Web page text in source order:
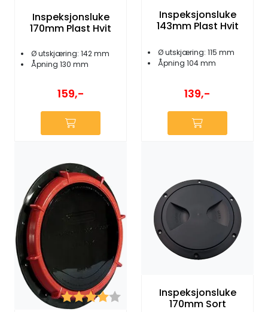
Inspeksjonsluke
170mm Plast Hvit
Ø utskjæring: 142 mm
Åpning 130 mm
159,-
Inspeksjonsluke
143mm Plast Hvit
Ø utskjæring: 115 mm
Åpning 104 mm
139,-
Karakter:
4.0 av 5 muligeInspeksjonsluke
170mm Sort